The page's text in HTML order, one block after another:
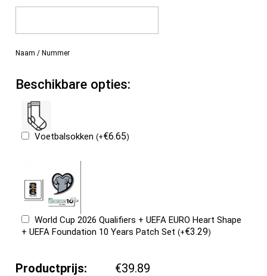
Naam / Nummer
Beschikbare opties:
Voetbalsokken(+€6.65)
World Cup 2026 Qualifiers + UEFA EURO Heart Shape
+ UEFA Foundation 10 Years Patch Set(+€3.29)
Productprijs:
€39.89